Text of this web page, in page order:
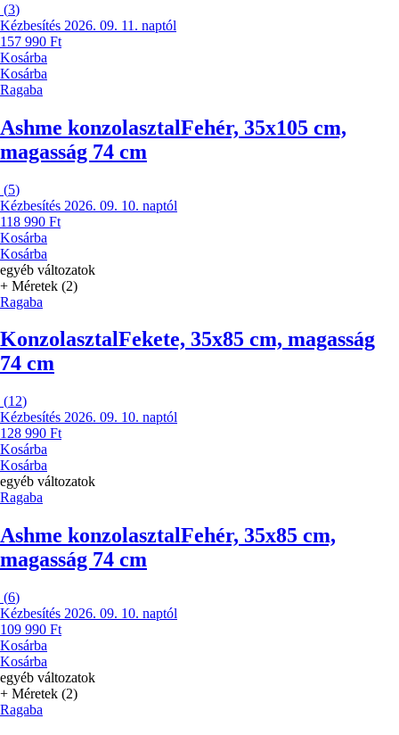
(3)
Kézbesítés 2026. 09. 11. naptól
157 990 Ft
Kosárba
Kosárba
Ragaba
Ashme konzolasztalFehér, 35x105 cm,
magasság 74 cm
(5)
Kézbesítés 2026. 09. 10. naptól
118 990 Ft
Kosárba
Kosárba
egyéb változatok
+ Méretek (2)
Ragaba
KonzolasztalFekete, 35x85 cm, magasság
74 cm
(12)
Kézbesítés 2026. 09. 10. naptól
128 990 Ft
Kosárba
Kosárba
egyéb változatok
Ragaba
Ashme konzolasztalFehér, 35x85 cm,
magasság 74 cm
(6)
Kézbesítés 2026. 09. 10. naptól
109 990 Ft
Kosárba
Kosárba
egyéb változatok
+ Méretek (2)
Ragaba